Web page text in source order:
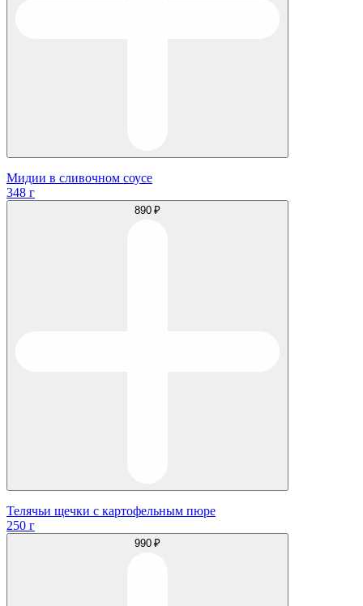
Мидии в сливочном соусе
348 г
890 ₽
Телячьи щечки с картофельным пюре
250 г
990 ₽